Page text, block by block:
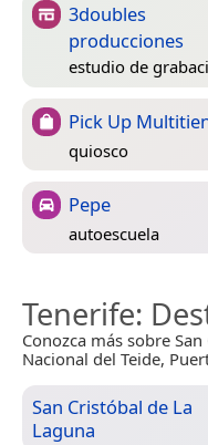
3doubles
producciones
estudio de
Pick Up
quiosco
Pepe
autoescuela
Tenerife:
Conozca más sobre
Nacional del Teide,
San Cristóbal de La
Laguna